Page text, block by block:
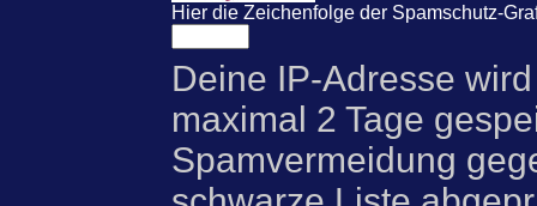
Hier die Zeichenfolge der Spamschutz-
Deine IP-Adresse
maximal 2 Tage
Spamvermeidung